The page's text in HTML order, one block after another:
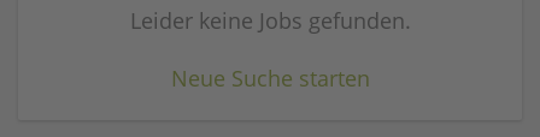
Leider keine Jobs gefunden.
Neue Suche starten